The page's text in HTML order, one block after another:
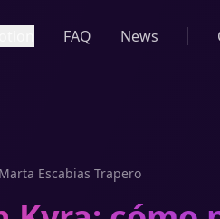
FAQ News
Marta Escabias Trapero